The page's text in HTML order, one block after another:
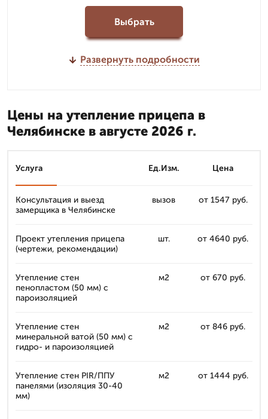
Выбрать
Развернуть подробности
Цены на утепление прицепа в
Челябинске в августе 2026 г.
Услуга Ед.Изм. Цена
Консультация и выезд
замерщика в Челябинске
вызов от 1547 руб.
Проект утепления прицепа
(чертежи, рекомендации)
шт. от 4640 руб.
Утепление стен
пенопластом (50 мм) с
пароизоляцией
м2 от 670 руб.
Утепление стен
минеральной ватой (50 мм) с
гидро- и пароизоляцией
м2 от 846 руб.
Утепление стен PIR/ППУ
панелями (изоляция 30-40
мм)
м2 от 1444 руб.